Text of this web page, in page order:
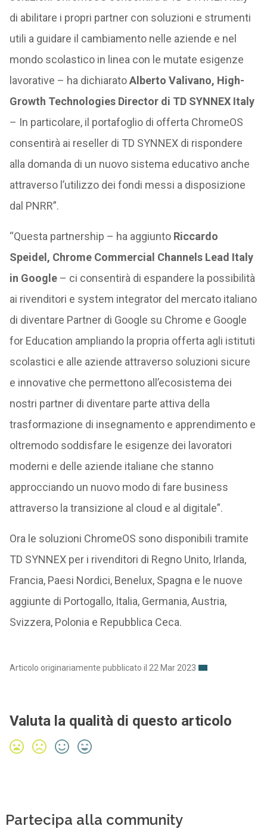
di abilitare i propri partner con soluzioni e strumenti
utili a guidare il cambiamento nelle aziende e nel
mondo scolastico in linea con le mutate esigenze
lavorative – ha dichiaratoAlberto Valivano, High-
Growth Technologies Director di TD SYNNEX Italy
– In particolare, il portafoglio di offerta ChromeOS
consentirà ai reseller di TD SYNNEX di rispondere
alla domanda di un nuovo sistema educativo anche
attraverso l’utilizzo dei fondi messi a disposizione
dal PNRR”.
“Questa partnership – ha aggiunto Riccardo
Speidel, Chrome Commercial Channels Lead Italy
in Google– ci consentirà di espandere la possibilità
ai rivenditori e system integrator del mercato italiano
di diventare Partner di Google su Chrome e Google
for Education ampliando la propria offerta agli istituti
scolastici e alle aziende attraverso soluzioni sicure
e innovative che permettono all’ecosistema dei
nostri partner di diventare parte attiva della
trasformazione di insegnamento e apprendimento e
oltremodo soddisfare le esigenze dei lavoratori
moderni e delle aziende italiane che stanno
approcciando un nuovo modo di fare business
attraverso la transizione al cloud e al digitale”.
Ora le soluzioni ChromeOS sono disponibili tramite
TD SYNNEX per i rivenditori di Regno Unito, Irlanda,
Francia, Paesi Nordici, Benelux, Spagna e le nuove
aggiunte di Portogallo, Italia, Germania, Austria,
Svizzera, Polonia e Repubblica Ceca.
Articolo originariamente pubblicato il 22 Mar 2023
Valuta la qualità di questo articolo
Partecipa alla community